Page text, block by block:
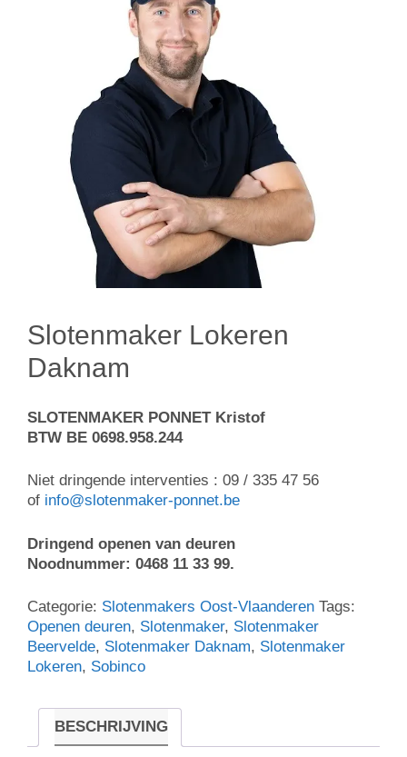
Slotenmaker Lokeren
Daknam
SLOTENMAKER PONNET Kristof
BTW BE 0698.958.244
Niet dringende interventies : 09 / 335 47 56
of info@slotenmaker-ponnet.be
Dringend openen van deuren
Noodnummer: 0468 11 33 99.
Categorie: Slotenmakers Oost-Vlaanderen Tags:
Openen deuren, Slotenmaker, Slotenmaker
Beervelde, Slotenmaker Daknam, Slotenmaker
Lokeren, Sobinco
BESCHRIJVING